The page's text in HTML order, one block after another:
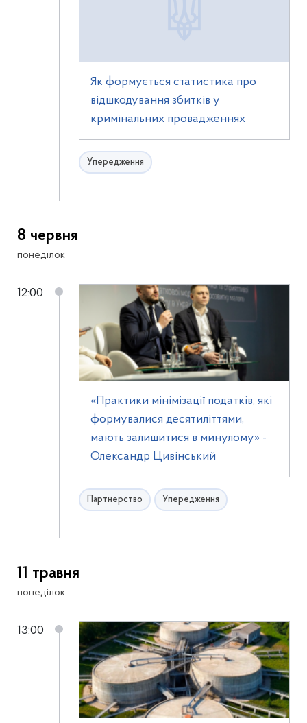
Як формується статистика про
відшкодування збитків у
кримінальних провадженнях
Упередження
8 червня
понеділок
12:00
«Практики мінімізації податків, які
формувалися десятиліттями,
мають залишитися в минулому» -
Олександр Цивінський
Партнерство Упередження
11 травня
понеділок
13:00